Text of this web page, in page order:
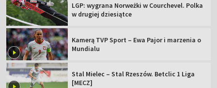
LGP: wygrana Norweżki w Courchevel. Polka
w drugiej dziesiątce
Kamerą TVP Sport – Ewa Pajor i marzenia o
Mundialu
Stal Mielec – Stal Rzeszów. Betclic 1 Liga
[MECZ]